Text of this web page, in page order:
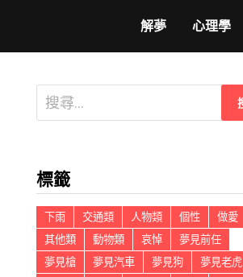
解夢 心理學
搜
尋
字:
標籤
下雨 交通類 人物類 個性
做愛
其他類
動物類 哀悼
夢見前任
夢見槍
夢見汽車 夢見狗
夢見老虎